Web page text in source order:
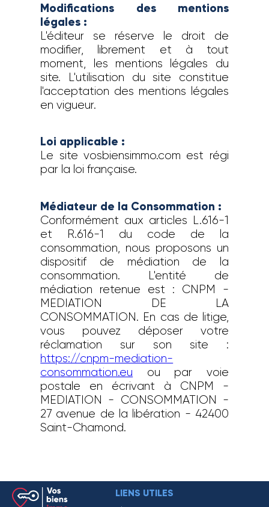
Modifications des mentions
légales :
L'éditeur se réserve le droit de
modifier, librement et à tout
moment, les mentions légales du
site. L'utilisation du site constitue
l'acceptation des mentions légales
en vigueur.
Loi applicable :
Le site vosbiensimmo.com est régi
par la loi française.
Médiateur de la Consommation :
Conformément aux articles L.616-1
et R.616-1 du code de la
consommation, nous proposons un
dispositif de médiation de la
consommation. L'entité de
médiation retenue est : CNPM -
MEDIATION DE LA
CONSOMMATION. En cas de litige,
vous pouvez déposer votre
réclamation sur son site :
https://cnpm-mediation-
consommation.eu ou par voie
postale en écrivant à CNPM -
MEDIATION - CONSOMMATION -
27 avenue de la libération - 42400
Saint-Chamond.
LIENS UTILES